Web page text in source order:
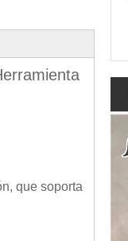
que soporta